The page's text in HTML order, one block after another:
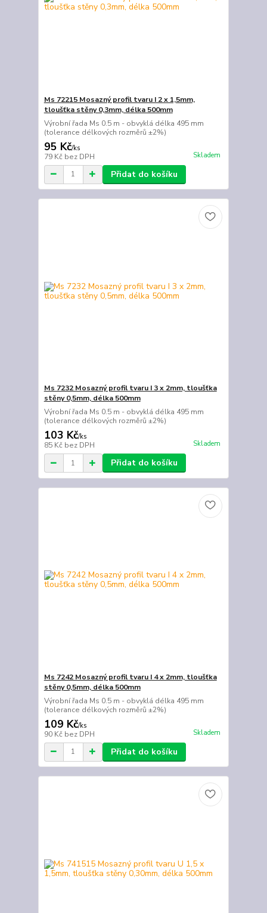
Ms 72215 Mosazný profil tvaru I 2 x 1,5mm,
tloušťka stěny 0,3mm, délka 500mm
Výrobní řada Ms 0.5 m - obvyklá délka 495 mm
(tolerance délkových rozměrů ±2%)
95 Kč/ks
79 Kč bez DPH Skladem
Přidat do košíku
Ms 7232 Mosazný profil tvaru I 3 x 2mm, tloušťka
stěny 0,5mm, délka 500mm
Výrobní řada Ms 0.5 m - obvyklá délka 495 mm
(tolerance délkových rozměrů ±2%)
103 Kč/ks
85 Kč bez DPH Skladem
Přidat do košíku
Ms 7242 Mosazný profil tvaru I 4 x 2mm, tloušťka
stěny 0,5mm, délka 500mm
Výrobní řada Ms 0.5 m - obvyklá délka 495 mm
(tolerance délkových rozměrů ±2%)
109 Kč/ks
90 Kč bez DPH Skladem
Přidat do košíku